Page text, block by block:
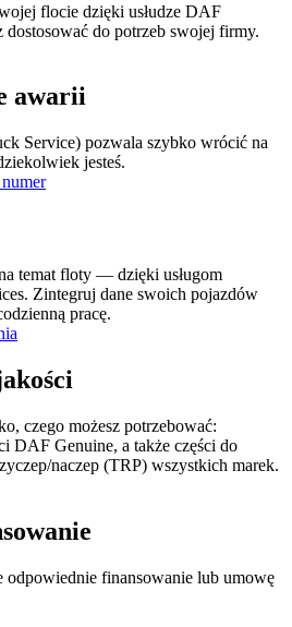
flocie dzięki usłudze DAF
do potrzeb swojej firmy.
awarii
Service) pozwala szybko wrócić na
jesteś.
temat floty — dzięki usługom
Zintegruj dane swoich pojazdów
pracę.
czego możesz potrzebować:
DAF Genuine, a także części do
naczep (TRP) wszystkich marek.
finansowanie lub umowę